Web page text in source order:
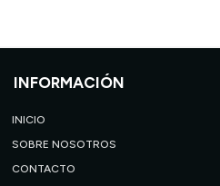
INFORMACIÓN
INICIO
SOBRE NOSOTROS
CONTACTO